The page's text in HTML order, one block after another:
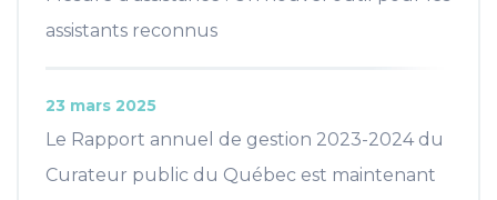
assistants reconnus
Le Rapport annuel de gestion 2023-2024 du
Curateur public du Québec est maintenant
23 mars 2025